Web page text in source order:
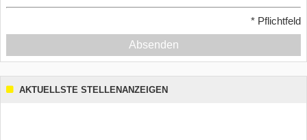
* Pflichtfeld
Absenden
AKTUELLSTE STELLENANZEIGEN